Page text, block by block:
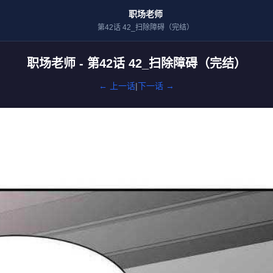
职场老师
第42话 42_扫除障碍（完结）
职场老师 - 第42话 42_扫除障碍（完结）
← 上一话|下一话 →